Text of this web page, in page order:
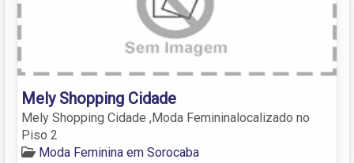
Mely Shopping Cidade
Mely Shopping Cidade ,Moda Femininalocalizado no
Piso 2
Moda Feminina em Sorocaba